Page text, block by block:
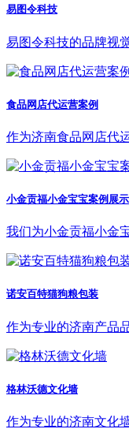
易图令科技
易图令科技的品牌视
食品网店代运营案例
作为济南食品网店代
小金贡福小金宝宝案例展示
我们为小金贡福小金
诺安百特猫狗粮包装
作为专业的济南产品
格林沃德文化墙
作为专业的济南文化